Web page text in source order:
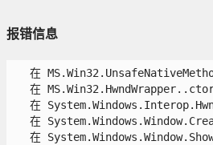
报错信息
在
在
在
在
在